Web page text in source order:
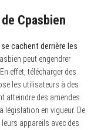
Cpasbien
cachent derrière les
peut engendrer
effet, télécharger des
les utilisateurs à des
atteindre des amendes
législation en vigueur. De
appareils avec des